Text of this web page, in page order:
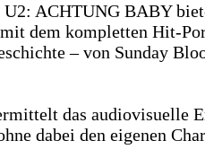
ACHTUNG BABY
dem kompletten Hit-
– von Sunday
das audiovisuelle
dabei den eigenen